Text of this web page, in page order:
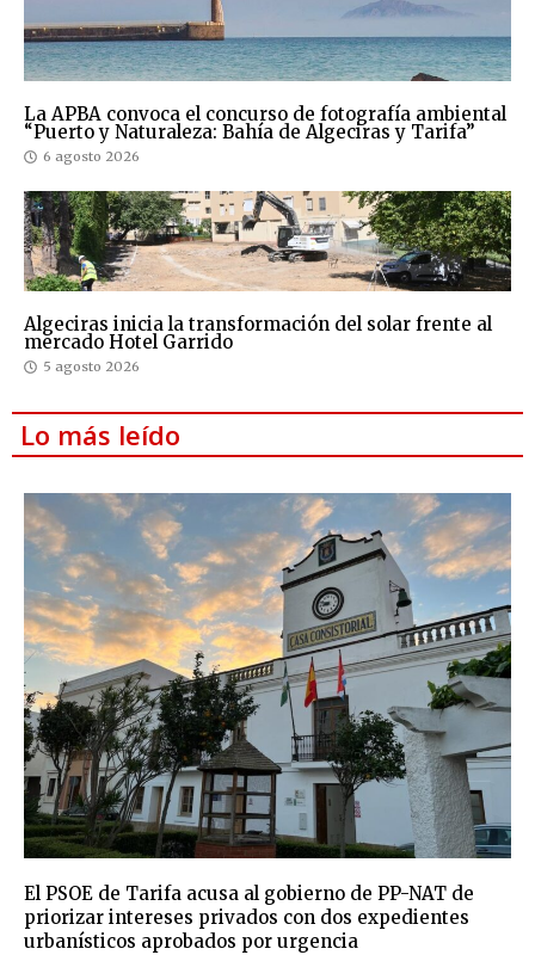
La APBA convoca el concurso de fotografía ambiental
“Puerto y Naturaleza: Bahía de Algeciras y Tarifa”
6 agosto 2026
Algeciras inicia la transformación del solar frente al
mercado Hotel Garrido
5 agosto 2026
Lo más leído
El PSOE de Tarifa acusa al gobierno de PP-NAT de
priorizar intereses privados con dos expedientes
urbanísticos aprobados por urgencia